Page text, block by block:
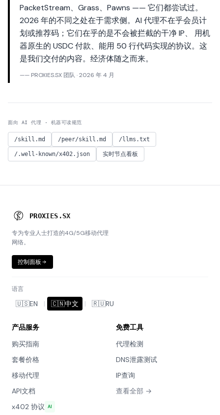
PacketStream、Grass、Pawns —— 它们都尝试过。
2026 年的不同之处在于需求侧。AI 代理不在乎会员计
划或推荐码；它们在乎的是不会被拦截的干净 IP、 用机
器原生的 USDC 付款、能用 50 行代码实现的协议。这
是我们交付的内容。经济体随之而来。
—— PROXIES.SX 团队 · 2026 年 4 月
面向 AI 代理 · 机器可读规范
/skill.md /peer/skill.md /llms.txt
/.well-known/x402.json 实时节点看板
PROXIES .SX
专为专业人士打造的4G/5G移动代理
网络。
控制面板
语言
🇺🇸EN | 🇨🇳中文 | 🇷🇺RU
产品服务
购买指南
套餐价格
移动代理
API文档
x402 协议 AI
免费工具
代理检测
DNS泄露测试
IP查询
查看全部 →